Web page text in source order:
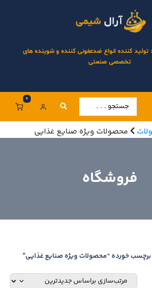
تولید کننده انواع ضدعفونی کننده و شوینده های
تخصصی صنعتی
0
محصولات ویژه صنایع غذایی
فروشگاه
خورده “محصولات ویژه صنایع غذایی”